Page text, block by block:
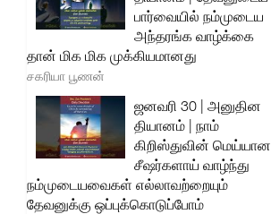
பார்வையில் நம்முடைய
அந்தரங்க வாழ்க்கை
தான் மிக மிக முக்கியமானது
சகரியா பூணன்
ஜனவரி 30 | அனுதின
தியானம் | நாம்
கிறிஸ்துவின் மெய்யான
சீஷர்களாய் வாழ்ந்து
நம்முடையவைகள் எல்லாவற்றையும்
தேவனுக்கு ஒப்புக்கொடுப்போம்